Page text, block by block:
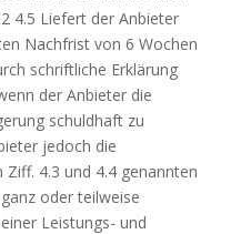
4.5 Liefert der Anbieter
Nachfrist von 6 Wochen
schriftliche Erklärung
der Anbieter die
schuldhaft zu
jedoch die
4.3 und 4.4 genannten
oder teilweise
Leistungs- und